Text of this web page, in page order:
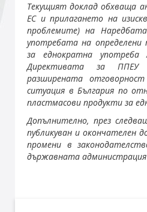
Текущият доклад обхваща
ЕС и прилагането на
проблемите) на
употребата на определени
за еднократна употреба
Директивата за ППЕУ
разширената
ситуация в България по
пластмасови продукти за
Допълнително, през
публикуван и окончателен
промени в
държавната